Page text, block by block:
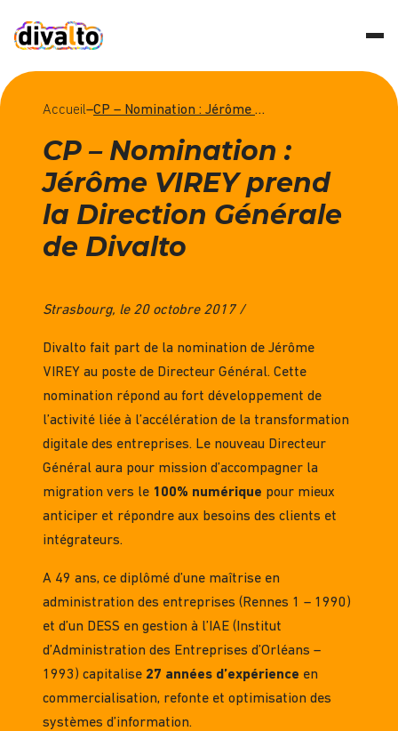
Accueil– CP – Nomination : Jérôme VIREY prend la Direction Générale de Divalto
CP – Nomination :
Jérôme VIREY prend
la Direction Générale
de Divalto
Strasbourg, le 20 octobre 2017 /
Divalto fait part de la nomination de Jérôme
VIREY au poste de Directeur Général. Cette
nomination répond au fort développement de
l’activité liée à l’accélération de la transformation
digitale des entreprises. Le nouveau Directeur
Général aura pour mission d’accompagner la
migration vers le 100% numérique pour mieux
anticiper et répondre aux besoins des clients et
intégrateurs.
A 49 ans, ce diplômé d’une maîtrise en
administration des entreprises (Rennes 1 – 1990)
et d’un DESS en gestion à l’IAE (Institut
d’Administration des Entreprises d’Orléans –
1993) capitalise 27 années d’expérience en
commercialisation, refonte et optimisation des
systèmes d’information.